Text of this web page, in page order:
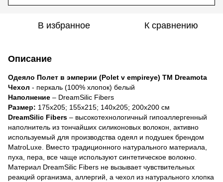
В избранное К сравнению
Описание
Одеяло Полет в эмперии (Polet v empireye) ТМ Dreamota
Чехол - перкаль (100% хлопок) белый
Наполнение – DreamSilic Fibers
Размер: 175х205; 155х215; 140х205; 200х200 см
DreamSilic Fibers – высокотехнологичный гипоаллергенный
наполнитель из тончайших силиконовых волокон, активно
используемый для производства одеял и подушек брендом
MatroLuxe. Вместо традиционного натурального материала,
пуха, пера, все чаще используют синтетическое волокно.
Материал DreamSilic Fibers не вызывает чувствительных
реакций организма, аллергий, а чехол из натурального хлопка